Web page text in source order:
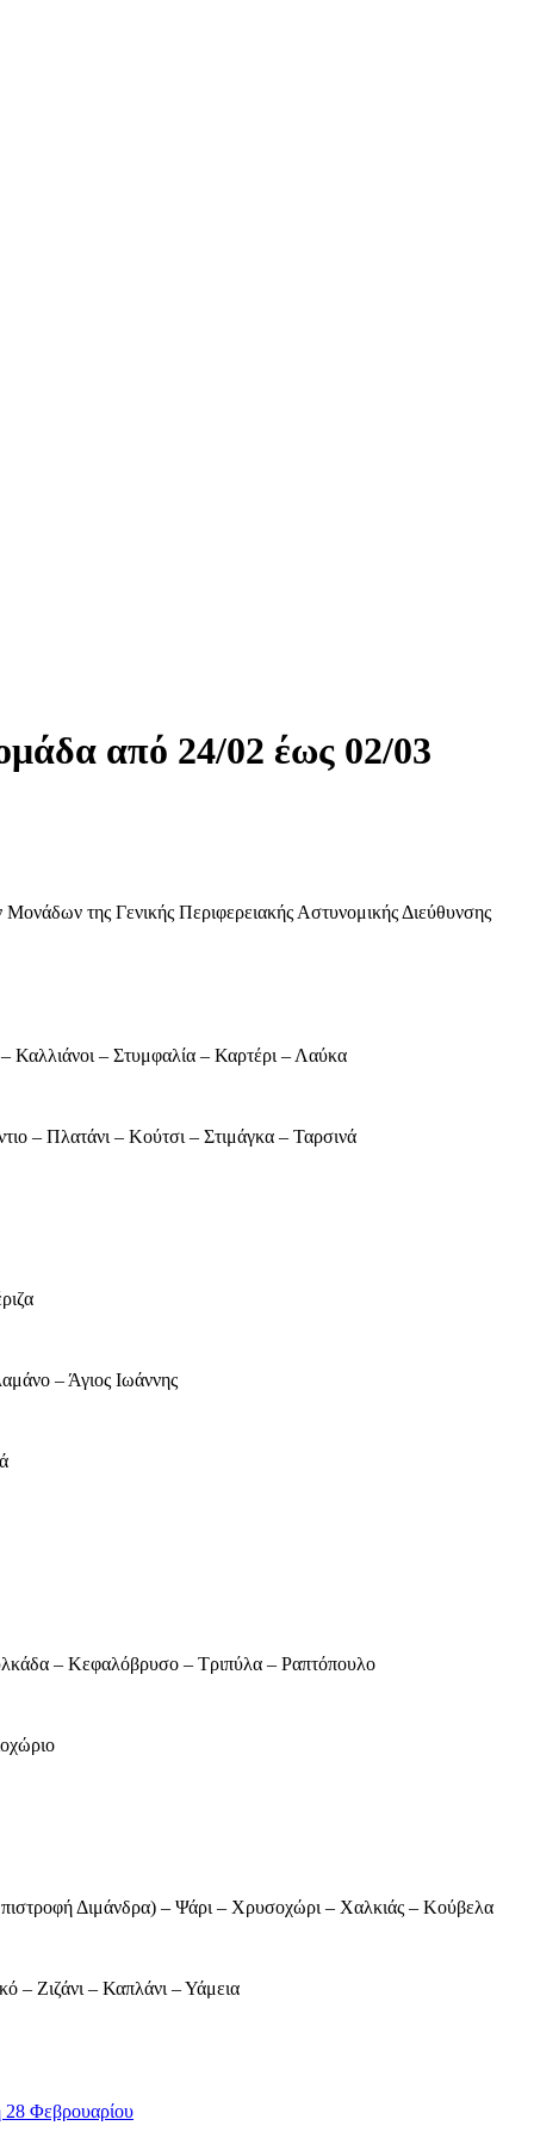
από 24/02 έως 02/03
της Γενικής Περιφερειακής Αστυνομικής Διεύθυνσης
Καλλιάνοι – Στυμφαλία – Καρτέρι – Λαύκα
– Πλατάνι – Κούτσι – Στιμάγκα – Ταρσινά
– Άγιος Ιωάννης
– Κεφαλόβρυσο – Τριπύλα – Ραπτόπουλο
Διμάνδρα) – Ψάρι – Χρυσοχώρι – Χαλκιάς – Κούβελα
Ζιζάνι – Καπλάνι – Υάμεια
Φεβρουαρίου